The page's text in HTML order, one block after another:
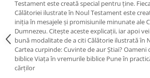
Testament este creată special pentru ține.
Călătoriei ilustrate în Noul Testament este
iniția în mesajele și promisiunile minunate ale
Dumnezeu. Citește aceste explicații, iar apoi
bună modalitate de a citi Călătorie ilustrată în
Cartea curpinde: Cuvinte de aur Știai?
biblice Viața în vremurile biblice Pune în
cărților